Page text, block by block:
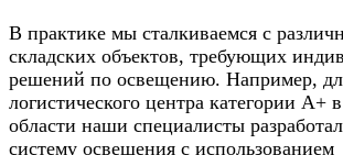
В практике мы сталкиваемся с
складских объектов, требующих
решений по освещению. Например,
логистического центра категории A+
области наши специалисты
систему освещения с использованием